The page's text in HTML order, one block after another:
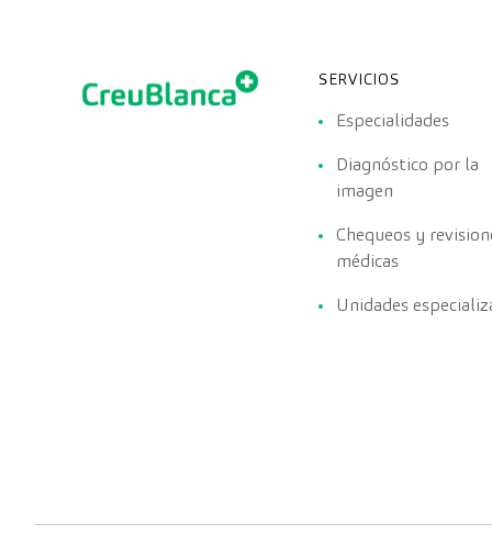
SERVICIOS
Especialidades
Diagnóstico por la
imagen
Chequeos y
médicas
Unidades